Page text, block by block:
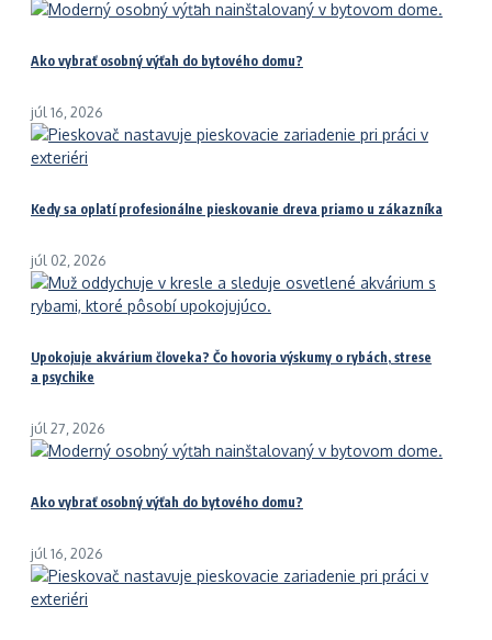
Ako vybrať osobný výťah do bytového domu?
júl 16, 2026
Kedy sa oplatí profesionálne pieskovanie dreva priamo u zákazníka
júl 02, 2026
Upokojuje akvárium človeka? Čo hovoria výskumy o rybách, strese
a psychike
júl 27, 2026
Ako vybrať osobný výťah do bytového domu?
júl 16, 2026